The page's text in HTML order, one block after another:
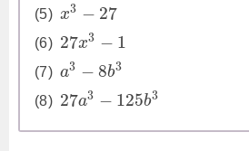
(5) x3 − 27
(6) 27x3 − 1
(7) a3 − 8b3
(8) 27a3 − 125b3